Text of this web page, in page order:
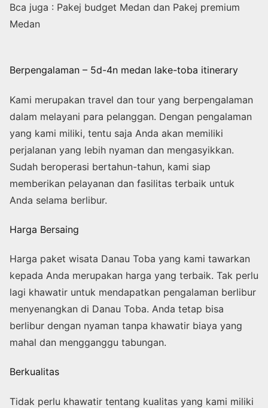
Bca juga : Pakej budget Medan dan Pakej premium
Medan
Berpengalaman – 5d-4n medan lake-toba itinerary
Kami merupakan travel dan tour yang berpengalaman
dalam melayani para pelanggan. Dengan pengalaman
yang kami miliki, tentu saja Anda akan memiliki
perjalanan yang lebih nyaman dan mengasyikkan.
Sudah beroperasi bertahun-tahun, kami siap
memberikan pelayanan dan fasilitas terbaik untuk
Anda selama berlibur.
Harga Bersaing
Harga paket wisata Danau Toba yang kami tawarkan
kepada Anda merupakan harga yang terbaik. Tak perlu
lagi khawatir untuk mendapatkan pengalaman berlibur
menyenangkan di Danau Toba. Anda tetap bisa
berlibur dengan nyaman tanpa khawatir biaya yang
mahal dan mengganggu tabungan.
Berkualitas
Tidak perlu khawatir tentang kualitas yang kami miliki